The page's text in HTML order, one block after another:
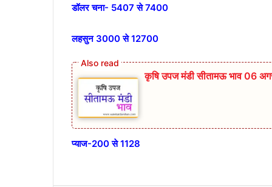
डॉलर चना- 5407 से 7400
लहसुन 3000 से 12700
कृषि उपज मंडी सीतामऊ भाव 06
प्याज-200 से 1128